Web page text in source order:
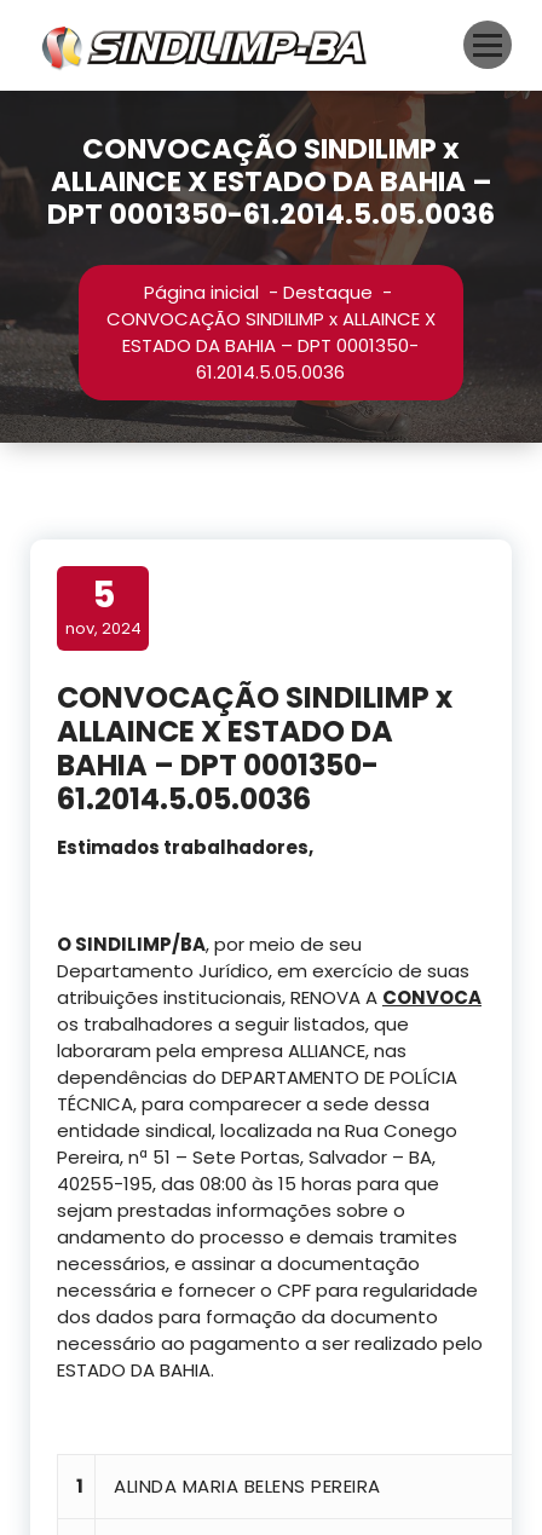
conteúdo
CONVOCAÇÃO SINDILIMP x
ALLAINCE X ESTADO DA BAHIA –
DPT 0001350-61.2014.5.05.0036
Página inicial -Destaque -
CONVOCAÇÃO SINDILIMP x ALLAINCE X
ESTADO DA BAHIA – DPT 0001350-
61.2014.5.05.0036
5
nov, 2024
CONVOCAÇÃO SINDILIMP x
ALLAINCE X ESTADO DA
BAHIA – DPT 0001350-
61.2014.5.05.0036
Estimados trabalhadores,
O SINDILIMP/BA, por meio de seu
Departamento Jurídico, em exercício de suas
atribuições institucionais, RENOVA A CONVOCA
os trabalhadores a seguir listados, que
laboraram pela empresa ALLIANCE, nas
dependências do DEPARTAMENTO DE POLÍCIA
TÉCNICA, para comparecer a sede dessa
entidade sindical, localizada na Rua Conego
Pereira, nª 51 – Sete Portas, Salvador – BA,
40255-195, das 08:00 às 15 horas para que
sejam prestadas informações sobre o
andamento do processo e demais tramites
necessários, e assinar a documentação
necessária e fornecer o CPF para regularidade
dos dados para formação da documento
necessário ao pagamento a ser realizado pelo
ESTADO DA BAHIA.
1 ALINDA MARIA BELENS PEREIRA